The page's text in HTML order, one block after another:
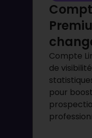
Compte
de
pour